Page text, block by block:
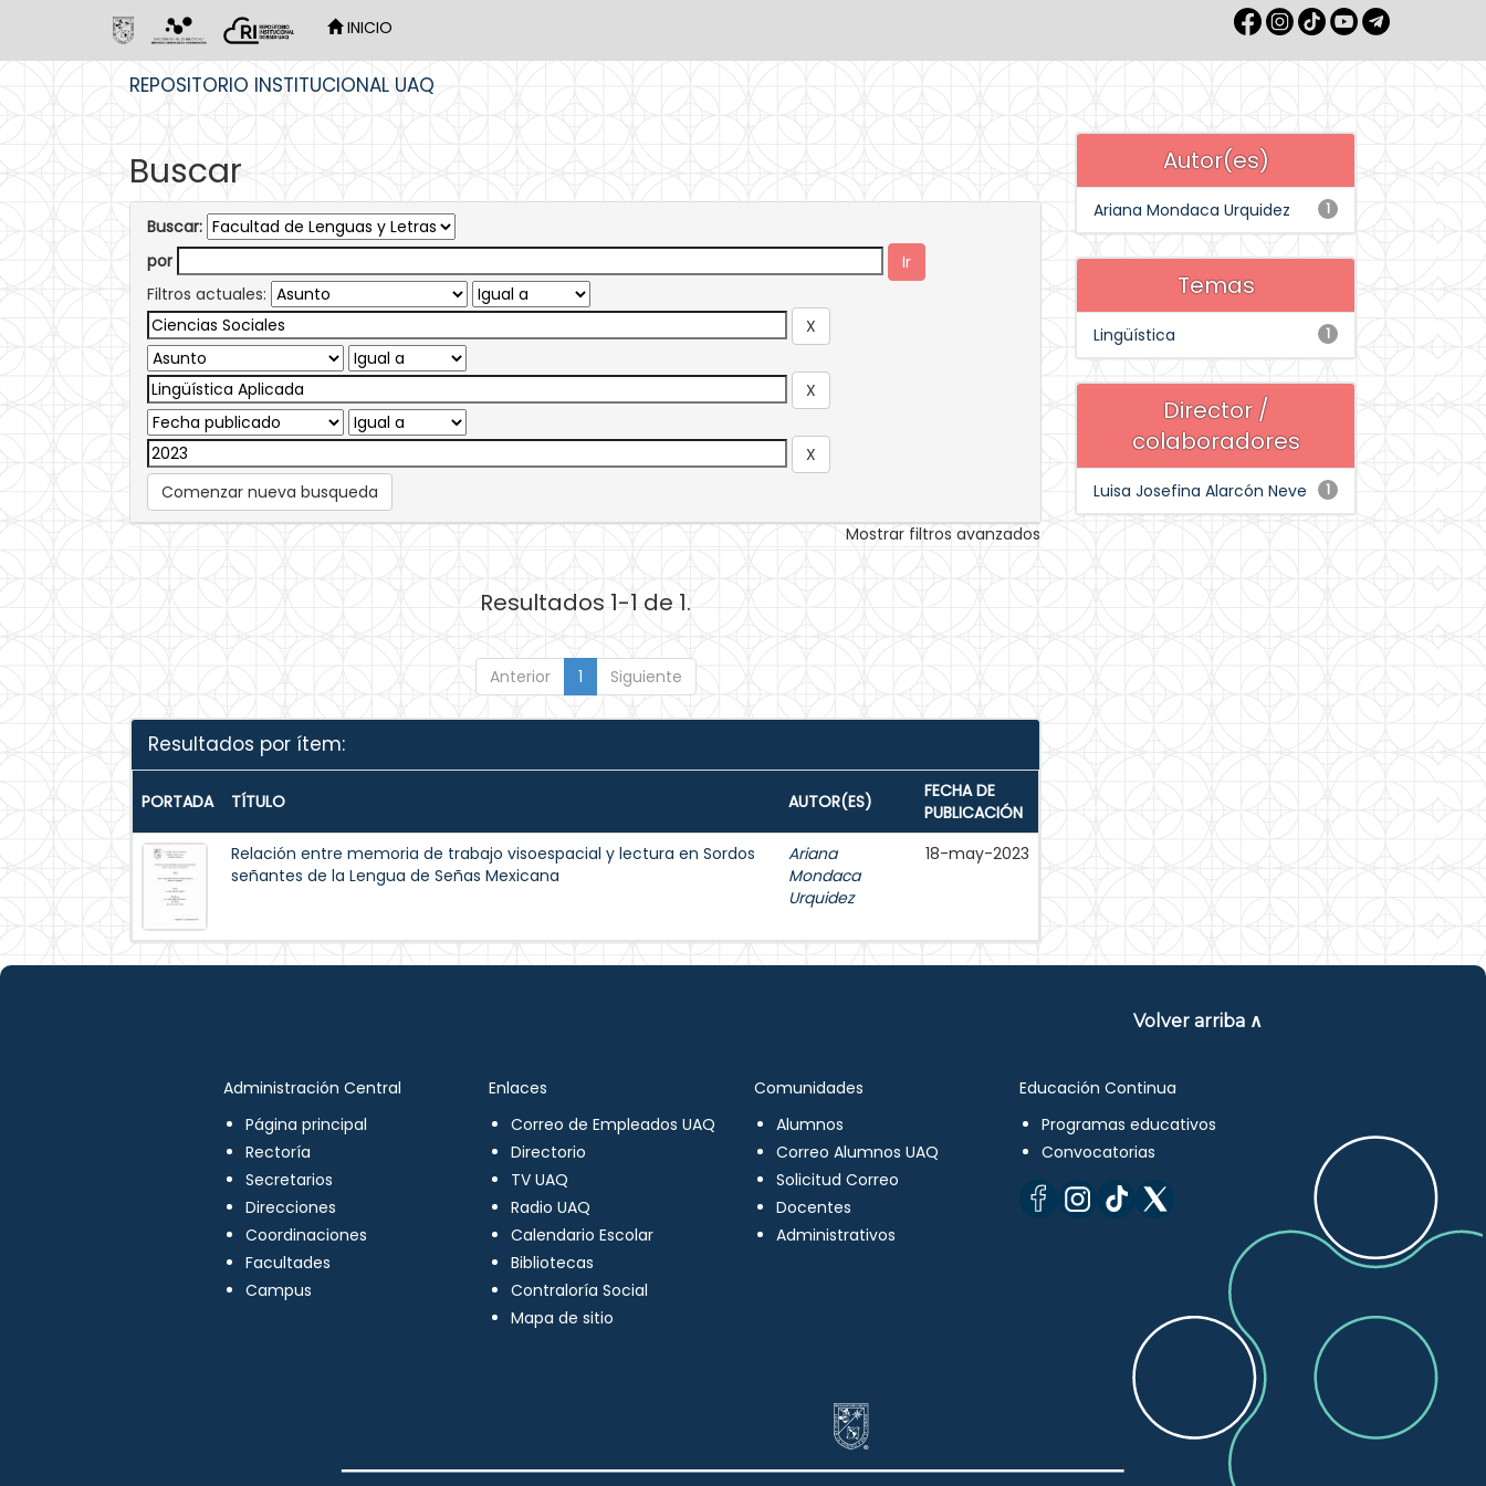
INICIO
REPOSITORIO INSTITUCIONAL UAQ
Buscar
Buscar:
por
Filtros actuales:
Comenzar nueva busqueda
Mostrar filtros avanzados
Resultados 1-1 de 1.
Anterior 1 Siguiente
Resultados por ítem:
PORTADA TÍTULO AUTOR(ES)
FECHA DE
PUBLICACIÓN
Relación entre memoria de trabajo visoespacial y lectura en Sordos
señantes de la Lengua de Señas Mexicana
Ariana
Mondaca
Urquidez
18-may-2023
Autor(es)
1
Ariana Mondaca Urquidez
Temas
1
Lingüística
Director /
colaboradores
1
Luisa Josefina Alarcón Neve
Volver arriba ∧
Administración Central
Página principal
Rectoría
Secretarios
Direcciones
Coordinaciones
Facultades
Campus
Enlaces
Correo de Empleados UAQ
Directorio
TV UAQ
Radio UAQ
Calendario Escolar
Bibliotecas
Contraloría Social
Mapa de sitio
Comunidades
Alumnos
Correo Alumnos UAQ
Solicitud Correo
Docentes
Administrativos
Educación Continua
Programas educativos
Convocatorias